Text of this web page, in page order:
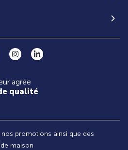
agrée
qualité
promotions ainsi que des
maison